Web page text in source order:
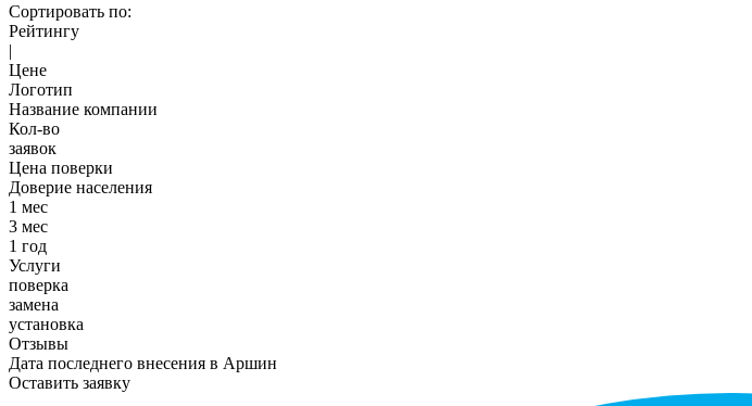
Сортировать по:
Рейтингу
|
Цене
Логотип
Название компании
Кол-во
заявок
Цена поверки
Доверие населения
1 мес
3 мес
1 год
Услуги
поверка
замена
установка
Отзывы
Дата последнего внесения в Аршин
Оставить заявку